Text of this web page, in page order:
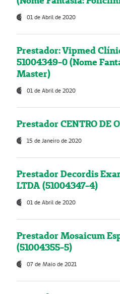
01 de Abril de 2020
Prestador: Vipmed
51004349-0 (Nome
Master)
01 de Abril de 2020
Prestador CENTRO DE
15 de Janeiro de 2020
Prestador Decordis
LTDA (51004347-4)
01 de Abril de 2020
Prestador Mosaicum
(51004355-5)
07 de Maio de 2021